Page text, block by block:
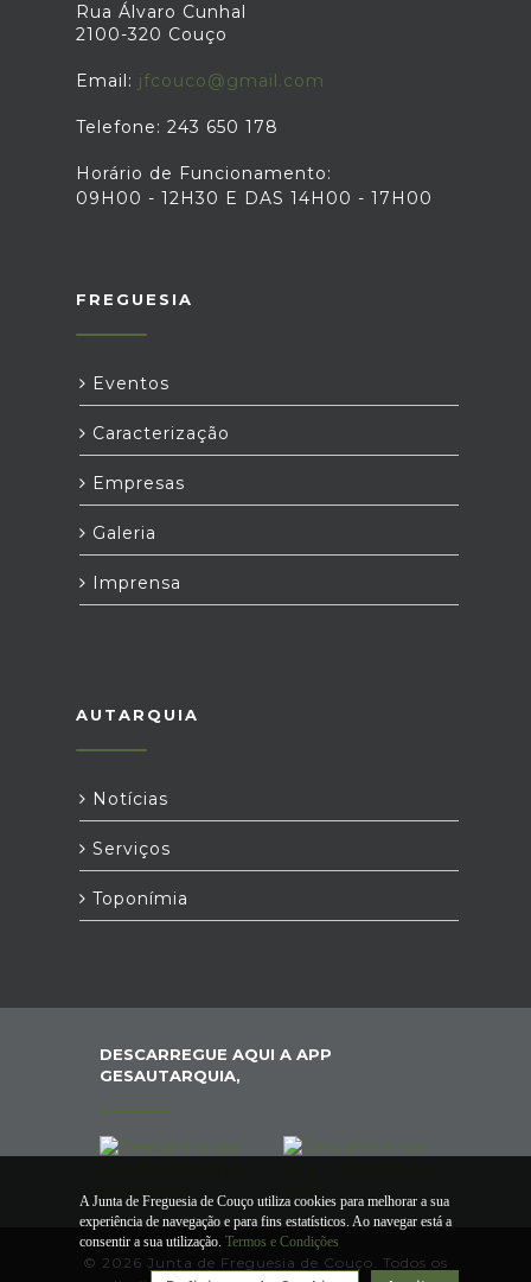
Rua Álvaro Cunhal
2100-320 Couço
Email: jfcouco@gmail.com
Telefone: 243 650 178
Horário de Funcionamento:
09H00 - 12H30 E DAS 14H00 - 17H00
FREGUESIA
Eventos
Caracterização
Empresas
Galeria
Imprensa
AUTARQUIA
Notícias
Serviços
Toponímia
DESCARREGUE AQUI A APP
GESAUTARQUIA,
© 2026 Junta de Freguesia de Couço. Todos os
A Junta de Freguesia de Couço utiliza cookies para melhorar a sua
experiência de navegação e para fins estatísticos. Ao navegar está a
consentir a sua utilização. Termos e Condições